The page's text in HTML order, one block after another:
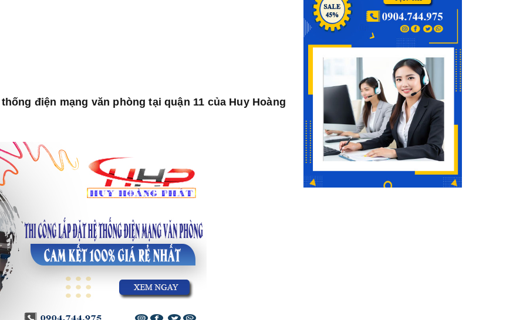
điện mạng văn phòng tại quận 11 của Huy Hoàng